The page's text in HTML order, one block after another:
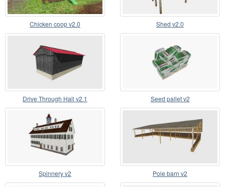
Chicken coop v2.0 Shed v2.0
Drive Through Hall v2.1 Seed pallet v2
Spinnery v2 Pole barn v2